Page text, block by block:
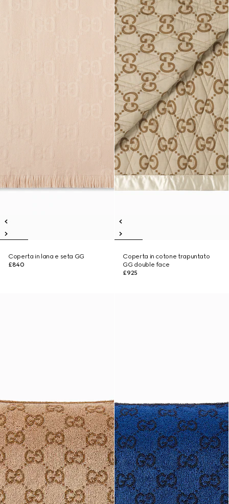
Coperta in lana e seta GG
£840
Coperta in cotone trapuntato
GG double face
£925